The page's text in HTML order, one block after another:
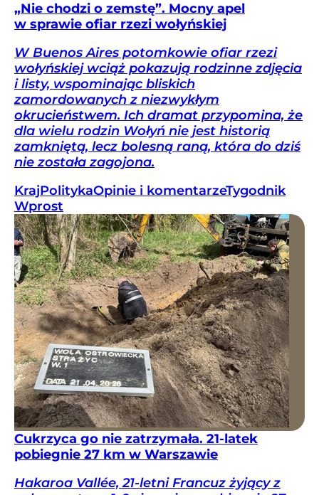
„Nie chodzi o zemstę”. Mocny apel
w sprawie ofiar rzezi wołyńskiej
W Buenos Aires potomkowie ofiar rzezi
wołyńskiej wciąż pokazują rodzinne zdjęcia
i listy, wspominając bliskich
zamordowanych z niezwykłym
okrucieństwem. Ich dramat przypomina, że
dla wielu rodzin Wołyń nie jest historią
zamkniętą, lecz bolesną raną, która do dziś
nie została zagojona.
KrajPolitykaOpinie i komentarzeTygodnik
Wprost
Cukrzyca go nie zatrzymała. 21-latek
pobiegnie 27 km w Warszawie
Hakaroa Vallée, 21-letni Francuz żyjący z